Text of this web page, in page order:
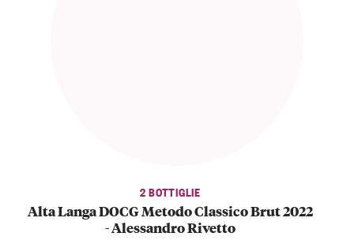
2 BOTTIGLIE
Alta Langa DOCG Metodo Classico Brut 2022
- Alessandro Rivetto